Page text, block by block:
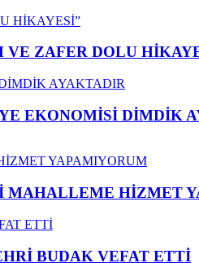
VE ZAFER DOLU
EKONOMİSİ DİMDİK
MAHALLEME HİZMET
BUDAK VEFAT ETTİ